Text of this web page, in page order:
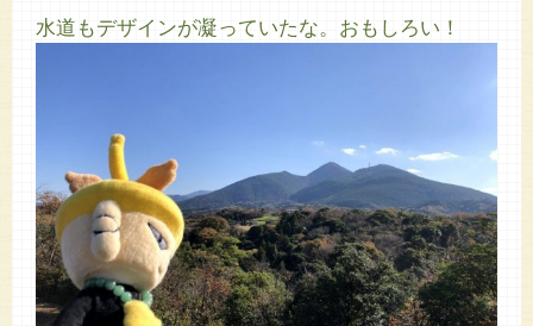
水道もデザインが凝っていたな。おもしろい！